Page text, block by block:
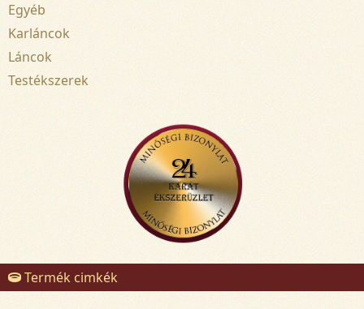
Egyéb
Karláncok
Láncok
Testékszerek
Termék cimkék